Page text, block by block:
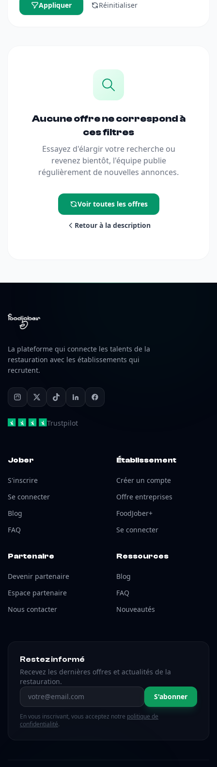
Appliquer Réinitialiser
Aucune offre ne correspond à
ces filtres
Essayez d'élargir votre recherche ou
revenez bientôt, l'équipe publie
régulièrement de nouvelles annonces.
Voir toutes les offres
Retour à la description
La plateforme qui connecte les talents de la
restauration avec les établissements qui
recrutent.
Trustpilot
Jober
S'inscrire
Se connecter
Blog
FAQ
Établissement
Créer un compte
Offre entreprises
FoodJober+
Se connecter
Partenaire
Devenir partenaire
Espace partenaire
Nous contacter
Ressources
Blog
FAQ
Nouveautés
Restez informé
Recevez les dernières offres et actualités de la
restauration.
Adresse email S'abonner
En vous inscrivant, vous acceptez notre politique de
confidentialité.